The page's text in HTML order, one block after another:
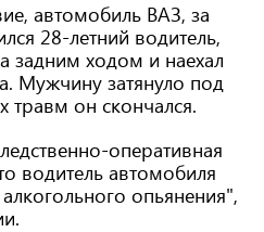
автомобиль ВАЗ, за
28-летний водитель,
задним ходом и наехал
Мужчину затянуло под
он скончался.
оперативная
водитель автомобиля
опьянения",